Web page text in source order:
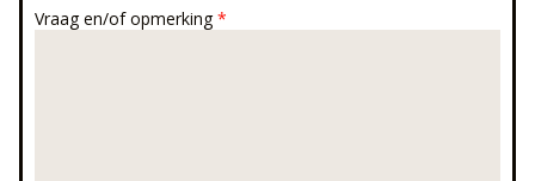
Vraag en/of opmerking*